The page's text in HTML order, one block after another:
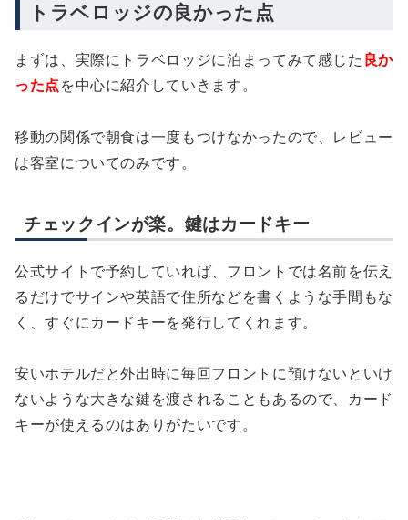
トラベロッジの良かった点
まずは、実際にトラベロッジに泊まってみて感じた 良か
った点 を中心に紹介していきます。
移動の関係で朝食は一度もつけなかったので、レビュー
は客室についてのみです。
チェックインが楽。鍵はカードキー
公式サイトで予約していれば、フロントでは名前を伝え
るだけでサインや英語で住所などを書くような手間もな
く、すぐにカードキーを発行してくれます。
安いホテルだと外出時に毎回フロントに預けないといけ
ないような大きな鍵を渡されることもあるので、カード
キーが使えるのはありがたいです。